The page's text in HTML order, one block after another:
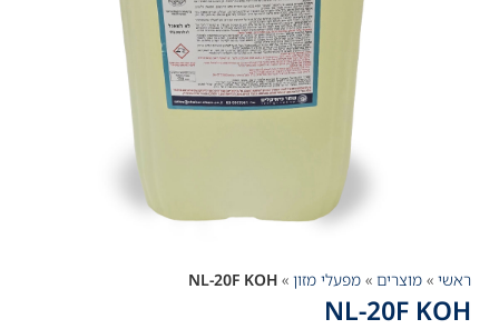
ראשי » מוצרים » מפעלי מזון »
NL-20F KOH
NL-20F KOH